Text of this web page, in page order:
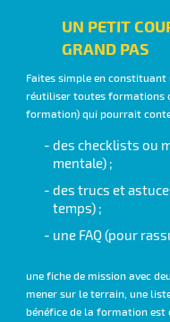
UN PETIT
GRAND PAS
Faites simple en
réutiliser toutes formations
formation) qui pourrait
des checklists ou
mentale) ;
des trucs et
temps) ;
une FAQ (pour
une fiche de mission avec
mener sur le terrain, une
bénéfice de la formation est